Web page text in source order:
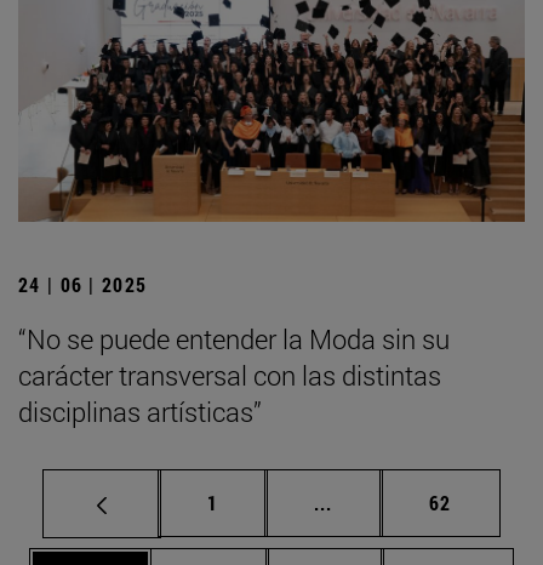
24 | 06 | 2025
“No se puede entender la Moda sin su
carácter transversal con las distintas
disciplinas artísticas”
Página
1 ... Páginas intermedias
Página
62